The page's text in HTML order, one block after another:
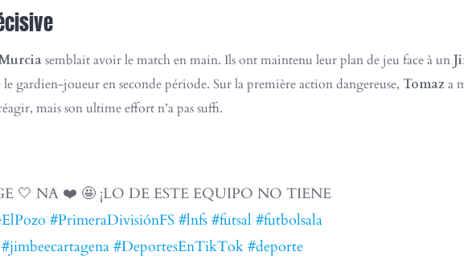
semblait avoir le match en main. Ils ont maintenu leur plan de jeu face à un
le gardien-joueur en seconde période. Sur la première action dangereuse, Tomaza
mais son ultime effort n’a pas suffi.
🤍 NA ❤️ 🤩 ¡LO DE ESTE EQUIPO NO TIENE
#PrimeraDivisiónFS #lnfs #futsal #futbolsala
#jimbeecartagena #DeportesEnTikTok #deporte